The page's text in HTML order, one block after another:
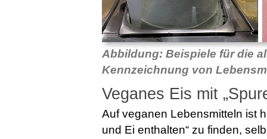
Abbildung: Beispiele für die
Kennzeichnung von
Veganes Eis mit
Auf veganen Lebensmitteln ist
und Ei enthalten“ zu finden,